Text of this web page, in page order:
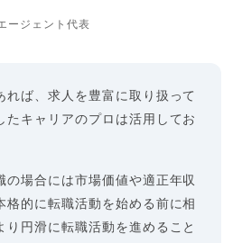
ージェント代表
れば、求人を豊富に取り扱って
たキャリアのプロは活用してお
の場合には市場価値や適正年収
格的に転職活動を始める前に相
り円滑に転職活動を進めること